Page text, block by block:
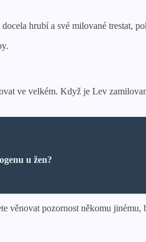
hrubí a své milované trestat,
ve velkém. Když je Lev
u žen?
věnovat pozornost někomu jinému,